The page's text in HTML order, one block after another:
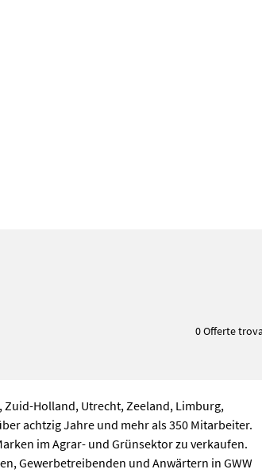
0 Offerte
Holland, Utrecht, Zeeland, Limburg,
achtzig Jahre und mehr als 350 Mitarbeiter.
im Agrar- und Grünsektor zu verkaufen.
Gewerbetreibenden und Anwärtern in GWW